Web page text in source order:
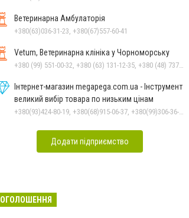
Ветеринарна Амбулаторія
+380(63)036-31-23, +380(67)557-60-41
Vetum, Ветеринарна клініка у Чорноморську
Інтернет-магазин megapega.com.ua - Інструмент
великий вибір товара по низьким цінам
Додати підприємство
ОГОЛОШЕННЯ